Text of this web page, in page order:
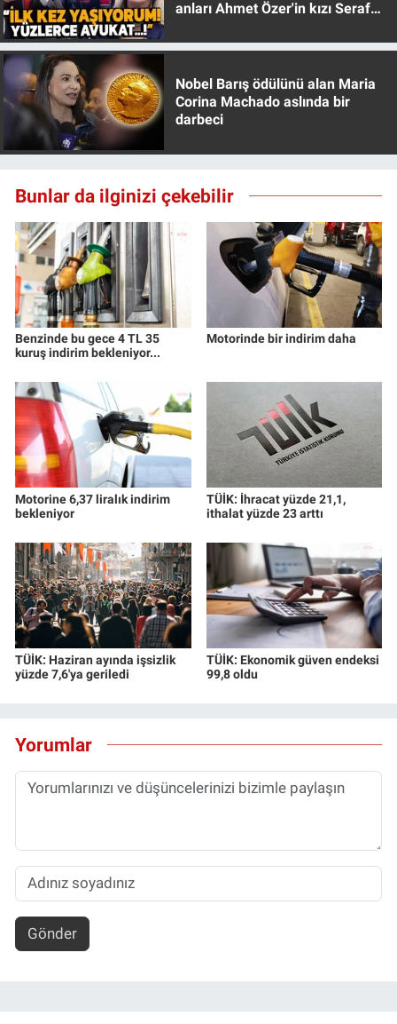
anları Ahmet Özer'in kızı Seraf
Nobel Barış ödülünü alan Maria
Corina Machado aslında bir
darbeci
Bunlar da ilginizi çekebilir
Benzinde bu gece 4 TL 35
kuruş indirim bekleniyor...
Motorinde bir indirim daha
Motorine 6,37 liralık indirim
bekleniyor
TÜİK: İhracat yüzde 21,1,
ithalat yüzde 23 arttı
TÜİK: Haziran ayında işsizlik
yüzde 7,6'ya geriledi
TÜİK: Ekonomik güven endeksi
99,8 oldu
Yorumlar
Gönder